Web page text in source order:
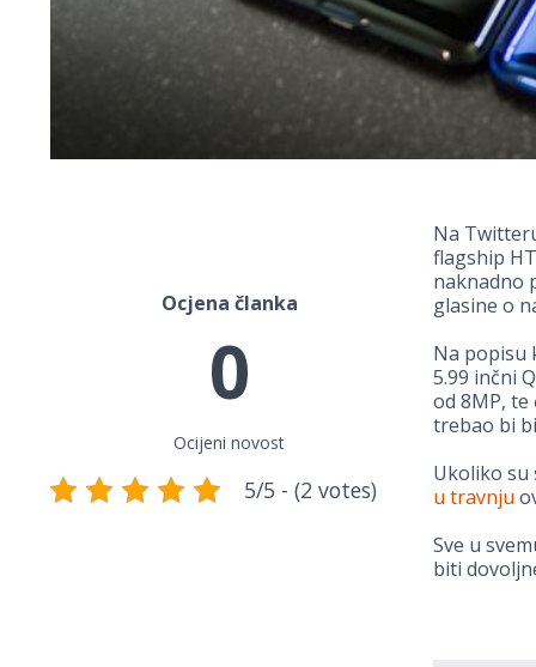
Ocjena članka
0
Ocijeni novost
5/5 - (2 votes)
Na
flagship
naknadno
glasine o
Na popisu
5.99 inčni
od 8MP,
trebao bi
Ukoliko su
u travnju
Sve u
biti